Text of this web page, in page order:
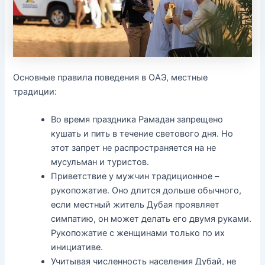
Основные правила поведения в ОАЭ, местные
традиции:
Во время праздника Рамадан запрещено
кушать и пить в течение светового дня. Но
этот запрет не распространяется на не
мусульман и туристов.
Приветствие у мужчин традиционное –
рукопожатие. Оно длится дольше обычного,
если местный житель Дубая проявляет
симпатию, он может делать его двумя руками.
Рукопожатие с женщинами только по их
инициативе.
Учитывая численность населения Дубай, не